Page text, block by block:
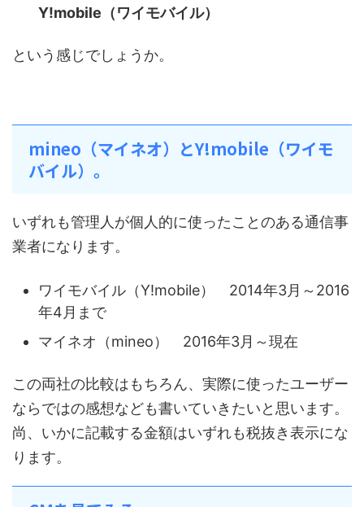
Y!mobile（ワイモバイル）
という感じでしょうか。
mineo（マイネオ）とY!mobile（ワイモ
バイル）。
いずれも管理人が個人的に使ったことのある通信事
業者になります。
ワイモバイル（Y!mobile） 2014年3月～2016
年4月まで
マイネオ（mineo） 2016年3月～現在
この両社の比較はもちろん、実際に使ったユーザー
ならではの感想なども書いていきたいと思います。
尚、いかに記載する金額はいずれも税抜き表示にな
ります。